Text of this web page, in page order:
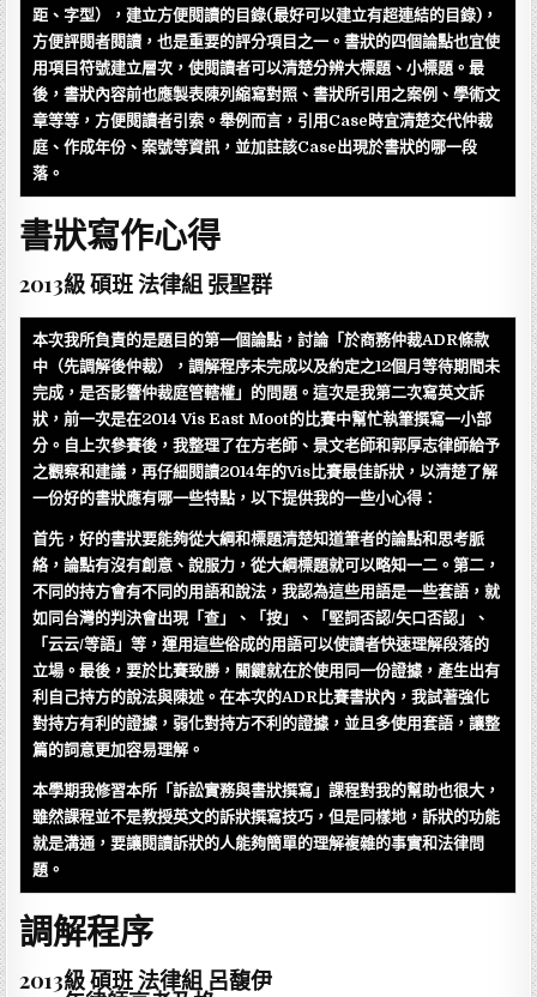
距、字型），建立方便閱讀的目錄(最好可以建立有超連結的目錄)，
方便評閱者閱讀，也是重要的評分項目之一。書狀的四個論點也宜使
用項目符號建立層次，使閱讀者可以清楚分辨大標題、小標題。最
後，書狀內容前也應製表陳列縮寫對照、書狀所引用之案例、學術文
章等等，方便閱讀者引索。舉例而言，引用Case時宜清楚交代仲裁
庭、作成年份、案號等資訊，並加註該Case出現於書狀的哪一段
落。
書狀寫作心得
2013級 碩班 法律組 張聖群
本次我所負責的是題目的第一個論點，討論「於商務仲裁ADR條款
中（先調解後仲裁），調解程序未完成以及約定之12個月等待期間未
完成，是否影響仲裁庭管轄權」的問題。這次是我第二次寫英文訴
狀，前一次是在2014 Vis East Moot的比賽中幫忙執筆撰寫一小部
分。自上次參賽後，我整理了在方老師、景文老師和郭厚志律師給予
之觀察和建議，再仔細閱讀2014年的Vis比賽最佳訴狀，以清楚了解
一份好的書狀應有哪一些特點，以下提供我的一些小心得：
首先，好的書狀要能夠從大綱和標題清楚知道筆者的論點和思考脈
絡，論點有沒有創意、說服力，從大綱標題就可以略知一二。第二，
不同的持方會有不同的用語和說法，我認為這些用語是一些套語，就
如同台灣的判決會出現「查」、「按」、「堅詞否認/矢口否認」、
「云云/等語」等，運用這些俗成的用語可以使讀者快速理解段落的
立場。最後，要於比賽致勝，關鍵就在於使用同一份證據，產生出有
利自己持方的說法與陳述。在本次的ADR比賽書狀內，我試著強化
對持方有利的證據，弱化對持方不利的證據，並且多使用套語，讓整
篇的詞意更加容易理解。
本學期我修習本所「訴訟實務與書狀撰寫」課程對我的幫助也很大，
雖然課程並不是教授英文的訴狀撰寫技巧，但是同樣地，訴狀的功能
就是溝通，要讓閱讀訴狀的人能夠簡單的理解複雜的事實和法律問
題。
調解程序
2013級 碩班 法律組 呂馥伊